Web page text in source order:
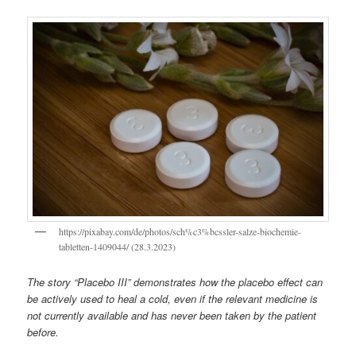
https://pixabay.com/de/photos/sch%c3%bcssler-salze-biochemie-
tabletten-1409044/ (28.3.2023)
The story “Placebo III” demonstrates how the placebo effect can
be actively used to heal a cold, even if the relevant medicine is
not currently available and has never been taken by the patient
before.